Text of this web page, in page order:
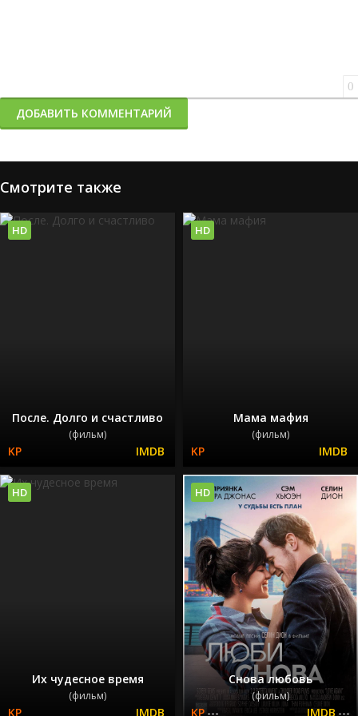
0
ДОБАВИТЬ КОММЕНТАРИЙ
Смотрите также
После. Долго и счастливо
(фильм)
HD
Мама мафия
(фильм)
HD
Их чудесное время
(фильм)
HD
Снова любовь
(фильм)
--- ---
HD